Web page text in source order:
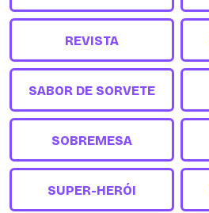
REVISTA
SABOR DE SORVETE
SOBREMESA
SUPER-HERÓI